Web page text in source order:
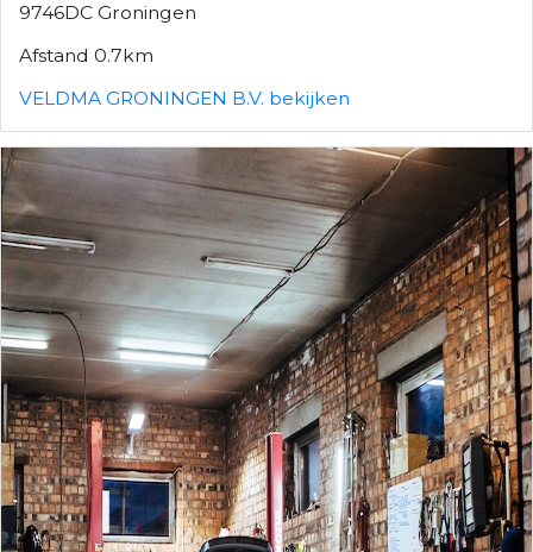
9746DC Groningen
Afstand 0.7km
VELDMA GRONINGEN B.V. bekijken